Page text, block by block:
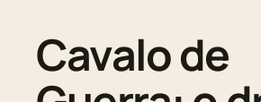
Cavalo de